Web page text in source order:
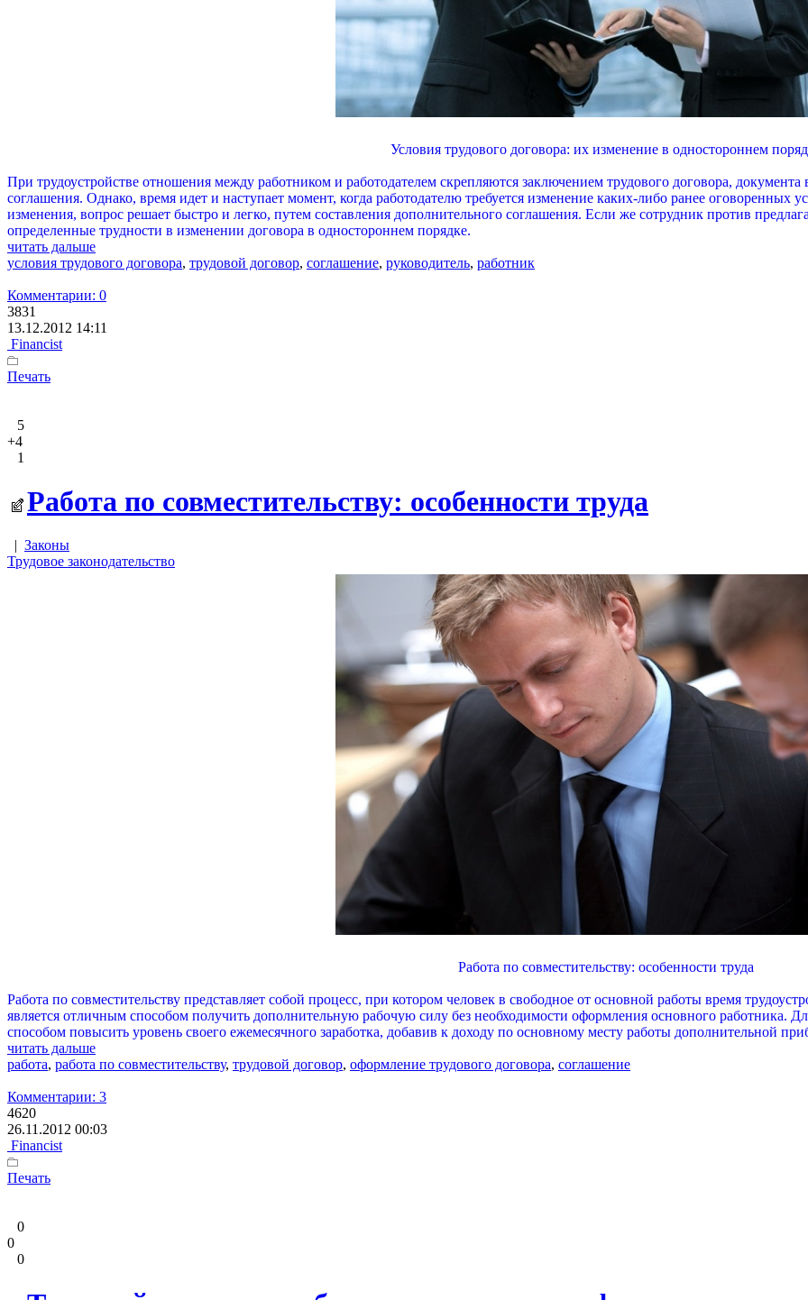
Условия трудового договора: их изменение в одностороннем
При трудоустройстве отношения между работником и работодателем скрепляются заключением трудового договора,
соглашения. Однако, время идет и наступает момент, когда работодателю требуется изменение каких-либо ранее
изменения, вопрос решает быстро и легко, путем составления дополнительного соглашения. Если же сотрудник против
определенные трудности в изменении договора в одностороннем порядке.
читать дальше
условия трудового договора, трудовой договор, соглашение, руководитель, работник
Комментарии: 0
3831
13.12.2012 14:11
Financist
Печать
5
+4
1
Работа по совместительству: особенности труда
| Законы
Трудовое законодательство
Работа по совместительству: особенности труда
Работа по совместительству представляет собой процесс, при котором человек в свободное от основной работы время
является отличным способом получить дополнительную рабочую силу без необходимости оформления основного работника.
способом повысить уровень своего ежемесячного заработка, добавив к доходу по основному месту работы дополнительной
читать дальше
работа, работа по совместительству, трудовой договор, оформление трудового договора, соглашение
Комментарии: 3
4620
26.11.2012 00:03
Financist
Печать
0
0
0